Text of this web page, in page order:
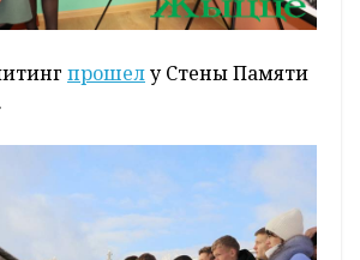
прошелу Стены Памяти